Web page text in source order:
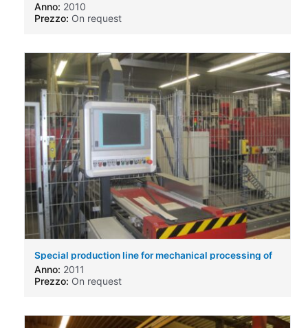
Anno: 2010
Prezzo: On request
Special production line for mechanical processing of
cooling elements for AC-DC-Inverter
Anno: 2011
Prezzo: On request